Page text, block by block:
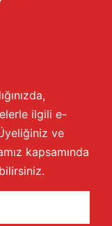
ilgili e-
ve
kapsamında